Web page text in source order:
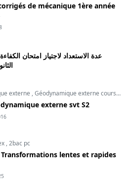
de mécanique 1ère année
عدة الاستعداد لاجتياز امتحان
externe ,Géodynamique externe cours ,
externe svt S2
,2bac pc
Transformations lentes et rapides